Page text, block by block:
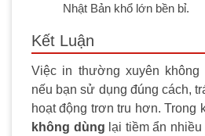
Nhật Bản khổ lớn bền bỉ.
Kết Luận
Việc in thường xuyên
nếu bạn sử dụng đúng cách,
hoạt động trơn tru hơn. Trong
không dùng lại tiềm ẩn